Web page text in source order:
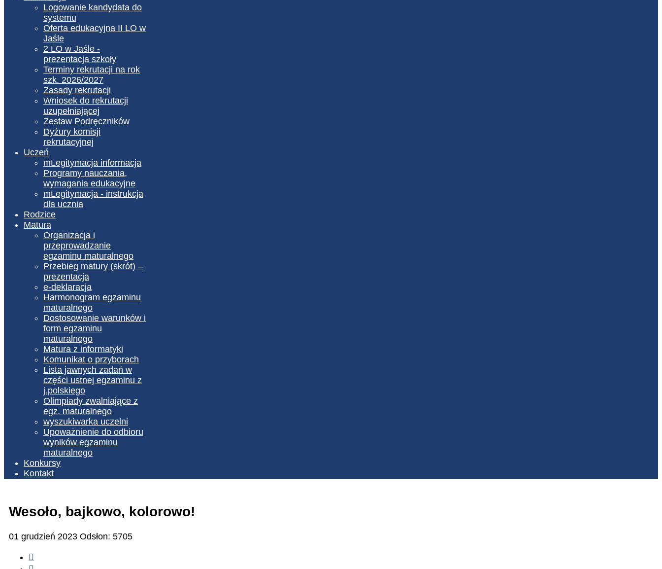
Logowanie kandydata do
systemu
Oferta edukacyjna II LO w
Jaśle
2 LO w Jaśle -
prezentacja szkoły
Terminy rekrutacji na rok
szk. 2026/2027
Zasady rekrutacji
Wniosek do rekrutacji
uzupełniającej
Zestaw Podręczników
Dyżury komisji
rekrutacyjnej
Uczeń
mLegitymacja informacja
Programy nauczania,
wymagania edukacyjne
mLegitymacja - instrukcja
dla ucznia
Rodzice
Matura
Organizacja i
przeprowadzanie
egzaminu maturalnego
Przebieg matury (skrót) –
prezentacja
e-deklaracja
Harmonogram egzaminu
maturalnego
Dostosowanie warunków i
form egzaminu
maturalnego
Matura z informatyki
Komunikat o przyborach
Lista jawnych zadań w
części ustnej egzaminu z
j.polskiego
Olimpiady zwalniające z
egz. maturalnego
wyszukiwarka uczelni
Upoważnienie do odbioru
wyników egzaminu
maturalnego
Konkursy
Kontakt
Wesoło, bajkowo, kolorowo!
01 grudzień 2023 Odsłon: 5705